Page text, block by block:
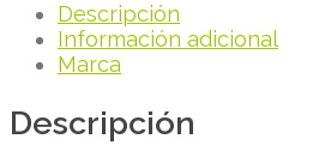
Descripción
Información adicional
Marca
Descripción